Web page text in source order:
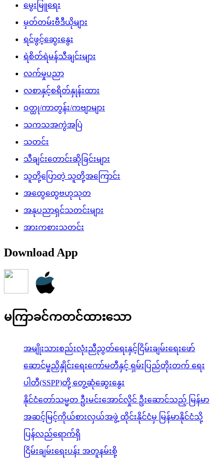
မွေးမြူရေး
မှတ်တမ်းဗီဒီယိုများ
ရင်ဖွင့်ဆွေးနွေး
ရဲစိတ်ရဲမန်သီချင်းများ
လက်မှုပညာ
လစာနှင့်စရိတ်နှုန်းထား
ဝတ္ထု/ကာတွန်း/ကဗျာများ
သကသအကွဲအပြဲ
သတင်း
သီချင်းတောင်းဆိုခြင်းများ
သူတို့ပြောတဲ့ သူတို့အကြောင်း
အထွေထွေဗဟုသုတ
အနုပညာရှင်သတင်းများ
အားကစားသတင်း
Download App
မကြာခင်ကတင်ထားသော
အမျိုးသားစည်းလုံးညီညွတ်ရေးနှင့်ငြိမ်းချမ်းရေးဖော်
ဆောင်မှုညှိနှိုင်းရေးကော်မတီနှင့် ရှမ်းပြည်တိုးတက် ရေး
ပါတီ(SSPP)တို့ တွေ့ဆုံဆွေးနွေး
နိုင်ငံတော်သမ္မတ ဦးမင်းအောင်လှိုင် ဦးဆောင်သည့် မြန်မာ
အဆင့်မြင့်ကိုယ်စားလှယ်အဖွဲ့ ထိုင်းနိုင်ငံမှ မြန်မာနိုင်ငံသို့
ပြန်လည်ရောက်ရှိ
ငြိမ်းချမ်းရေးပန်း အတူနမ်းစို့